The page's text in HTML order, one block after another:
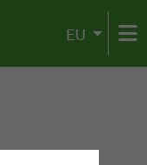
EU